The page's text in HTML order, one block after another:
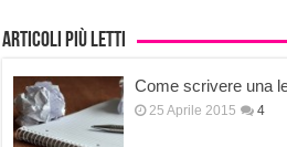
Articoli più letti
Come scrivere una
25 Aprile 2015 4